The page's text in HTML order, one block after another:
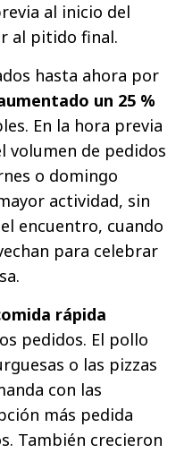
al inicio del
al pitido final.
hasta ahora por
un 25 %
En la hora previa
volumen de pedidos
o domingo
actividad, sin
encuentro, cuando
para celebrar
rápida
pedidos. El pollo
o las pizzas
con las
más pedida
También crecieron